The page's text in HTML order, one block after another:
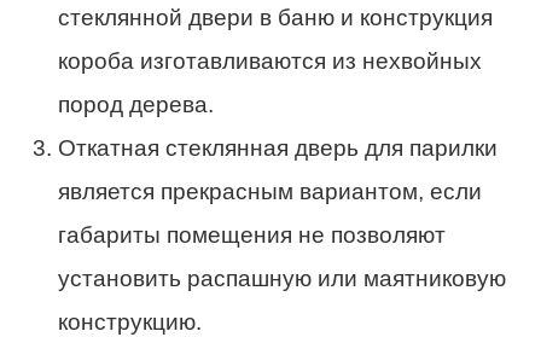
стеклянной двери в баню и конструкция
короба изготавливаются из нехвойных
пород дерева.
Откатная стеклянная дверь для парилки
является прекрасным вариантом, если
габариты помещения не позволяют
установить распашную или маятниковую
конструкцию.